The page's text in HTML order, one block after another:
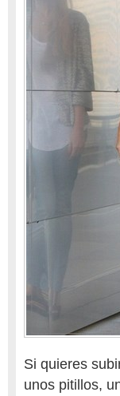
Si quieres
unos pitillos,